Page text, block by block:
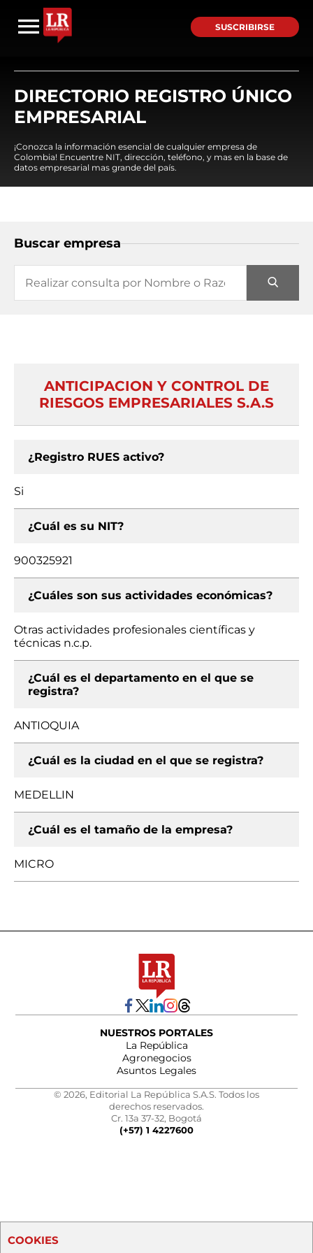
SUSCRIBIRSE
DIRECTORIO REGISTRO ÚNICO
EMPRESARIAL
¡Conozca la información esencial de cualquier empresa de
Colombia! Encuentre NIT, dirección, teléfono, y mas en la base de
datos empresarial mas grande del país.
Buscar empresa
ANTICIPACION Y CONTROL DE
RIESGOS EMPRESARIALES S.A.S
¿Registro RUES activo?
Si
¿Cuál es su NIT?
900325921
¿Cuáles son sus actividades económicas?
Otras actividades profesionales científicas y
técnicas n.c.p.
¿Cuál es el departamento en el que se
registra?
ANTIOQUIA
¿Cuál es la ciudad en el que se registra?
MEDELLIN
¿Cuál es el tamaño de la empresa?
MICRO
NUESTROS PORTALES
La República
Agronegocios
Asuntos Legales
© 2026, Editorial La República S.A.S. Todos los
derechos reservados.
Cr. 13a 37-32, Bogotá
(+57) 1 4227600
COOKIES